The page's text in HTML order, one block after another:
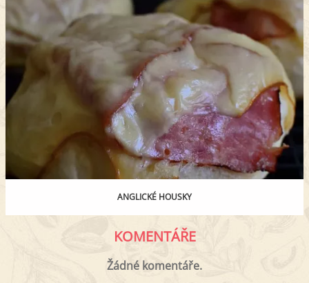
ANGLICKÉ HOUSKY
KOMENTÁŘE
Žádné komentáře.